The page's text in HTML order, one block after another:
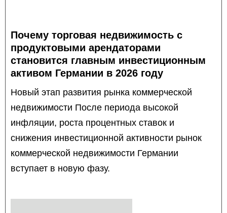
Почему торговая недвижимость с
продуктовыми арендаторами
становится главным инвестиционным
активом Германии в 2026 году
Новый этап развития рынка коммерческой
недвижимости После периода высокой
инфляции, роста процентных ставок и
снижения инвестиционной активности рынок
коммерческой недвижимости Германии
вступает в новую фазу.